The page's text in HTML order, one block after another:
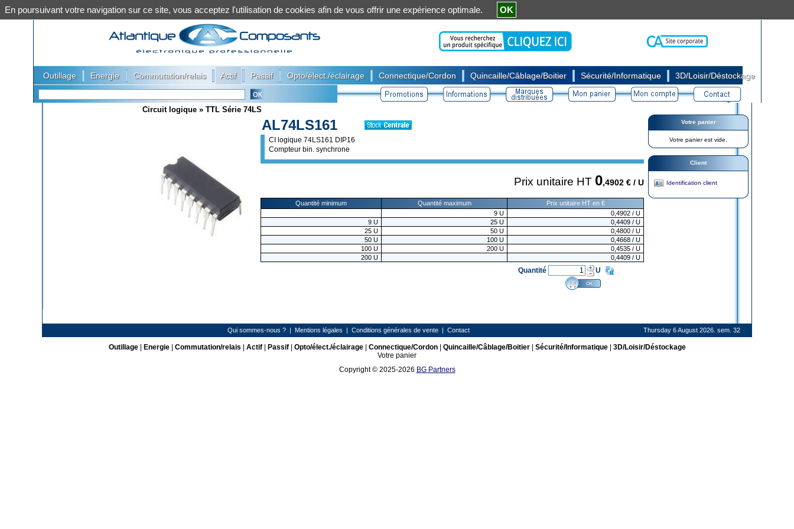
Outillage Energie Commutation/relais Actif Passif Opto/élect./éclairage Connectique/Cordon Quincaille/Câblage/Boitier Sécurité/Informatique 3D/Loisir/Déstockage
Circuit logique » TTL Série 74LS
AL74LS161
CI logique 74LS161 DIP16
Compteur bin. synchrone
Prix unitaire HT 0,4902 € / U
Quantité minimum Quantité maximum
Prix unitaire HT en €
9 U 0,4902 / U
9 U 25 U 0,4409 / U
25 U 50 U 0,4800 / U
50 U 100 U 0,4668 / U
100 U 200 U 0,4535 / U
200 U 0,4409 / U
Quantité U
Votre panier
Votre panier est vide.
Client
Identification client
Qui sommes-nous ? | Mentions légales | Conditions générales de vente | Contact Thursday 6 August 2026. sem. 32
Outillage| Energie| Commutation/relais Actif| Passif| Opto/élect./éclairage| Connectique/Cordon| Quincaille/Câblage/Boitier| Sécurité/Informatique| 3D/Loisir/Déstockage
Votre panier
Copyright © 2025-2026 BG Partners
En poursuivant votre navigation sur ce site, vous acceptez l'utilisation de cookies afin de vous offrir une expérience optimale. OK